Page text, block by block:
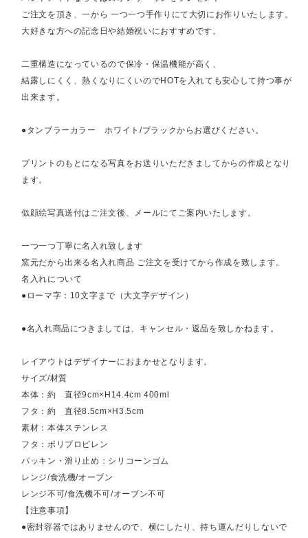
ご注文を頂き、一から 一つ一つ手作りにて大切にお作りいたします。
大好きな方への記念日や結婚祝いにおすすめです。
二重構造になっているので保冷・保温機能が高く、
結露しにくく、熱くなりにくいのでHOTを入れても安心して持つ事が
出来ます。
●タンブラーカラー ホワイト/ブラックからお選びください。
プリントのもとになる写真をお送りいただきましてからの作成となり
ます。
似顔絵写真送付はご注文後、メールにてご案内いたします。
一つ一つ丁寧に名入れ致します
窯元だから出来る名入れ商品 ご注文を受けてから作成を致します。
名入れについて
●ローマ字：10文字まで（大文字デザイン）
●名入れ商品につきましては、キャンセル・返品を致しかねます。
レイアウトはデザイナーにおまかせとなります。
サイズ/材質
本体：約 直径9cm×H14.4cm 400ml
フタ：約 直径8.5cm×H3.5cm
素材：本体ステンレス
フタ：ポリプロピレン
パッキン・滑り止め：シリコーンゴム
レンジ/食洗機/オーブン
レンジ不可/食洗機不可/オーブン不可
【注意事項】
●密封容器ではありませんので、横にしたり、持ち運んだりしないで